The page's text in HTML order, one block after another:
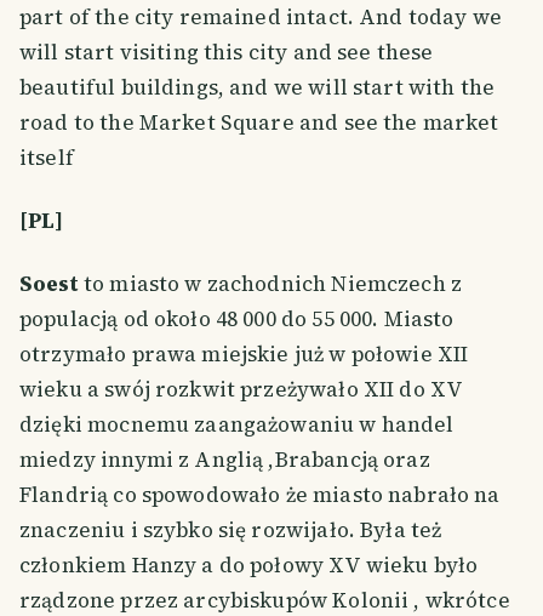
part of the city remained intact. And today we
will start visiting this city and see these
beautiful buildings, and we will start with the
road to the Market Square and see the market
itself
[PL]
Soestto miasto w zachodnich Niemczech z
populacją od około 48 000 do 55 000. Miasto
otrzymało prawa miejskie już w połowie XII
wieku a swój rozkwit przeżywało XII do XV
dzięki mocnemu zaangażowaniu w handel
miedzy innymi z Anglią ,Brabancją oraz
Flandrią co spowodowało że miasto nabrało na
znaczeniu i szybko się rozwijało. Była też
członkiem Hanzy a do połowy XV wieku było
rządzone przez arcybiskupów Kolonii , wkrótce